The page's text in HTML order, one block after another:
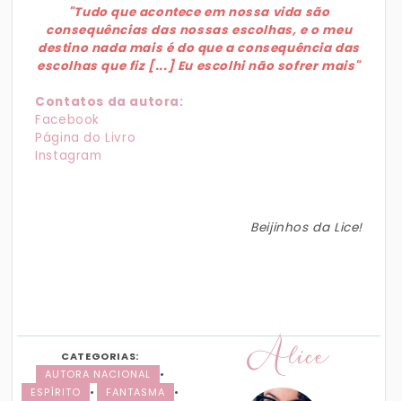
"Tudo que acontece em nossa vida são
consequências das nossas escolhas, e o meu
destino nada mais é do que a consequência das
escolhas que fiz [...] Eu escolhi não sofrer mais"
Contatos da autora:
Facebook
Página do Livro
Instagram
Beijinhos da Lice!
Alice
CATEGORIAS:
AUTORA NACIONAL
•
ESPÍRITO
• FANTASMA
•